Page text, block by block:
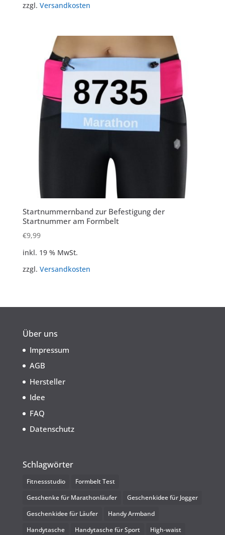
zzgl. Versandkosten
Startnummernband zur Befestigung der
Startnummer am Formbelt
€9,99
inkl. 19 % MwSt.
zzgl. Versandkosten
Über uns
Impressum
AGB
Hersteller
Idee
FAQ
Datenschutz
Schlagwörter
Fitnessstudio
Formbelt Test
Geschenke für Marathonläufer
Geschenkidee für Jogger
Geschenkidee für Läufer
Handy Armband
Handytasche
Handytasche für Sport
High-waist